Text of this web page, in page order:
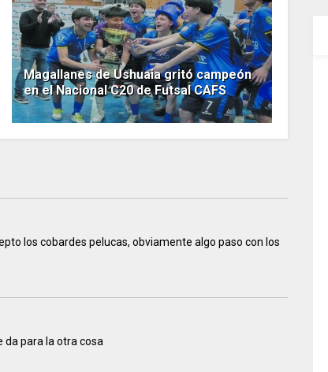
Magallanes de Ushuaia gritó campeón
en el Nacional C20 de Futsal CAFS
los cobardes pelucas, obviamente algo paso con los
da para la otra cosa